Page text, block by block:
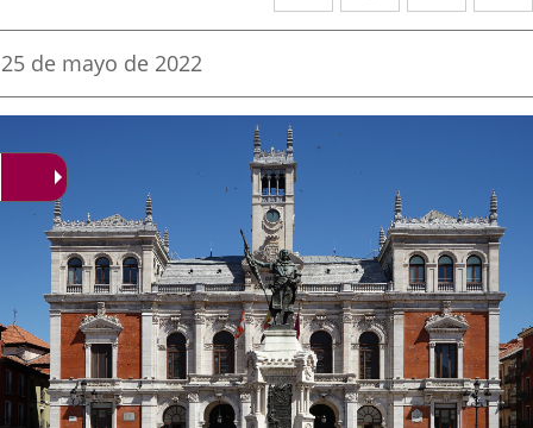
a
aplicación
externa.
a
aplicación
a
Fecha
la
25 de mayo de 2022